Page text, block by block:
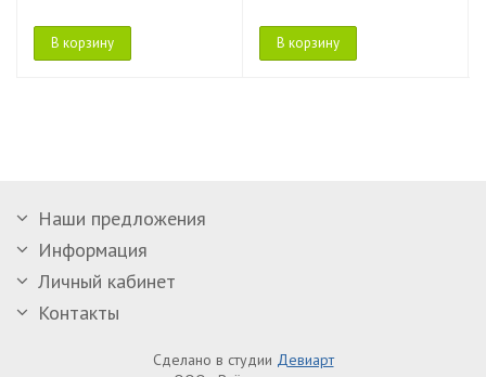
В корзину В корзину
Наши предложения
Информация
Личный кабинет
Контакты
Сделано в студии Девиарт